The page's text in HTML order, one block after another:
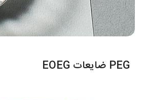
PEG ضایعات EOEG